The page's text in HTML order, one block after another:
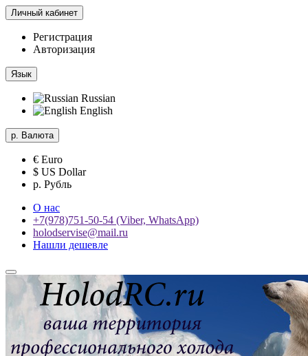
Личный кабинет
Регистрация
Авторизация
Язык
Russian
English
р. Валюта
€ Euro
$ US Dollar
р. Рубль
О нас
+7(978)751-50-54 (Viber, WhatsApp)
holodservise@mail.ru
Нашли дешевле